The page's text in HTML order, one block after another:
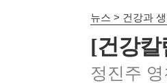
뉴스 > 건강과
[건강칼
정진주